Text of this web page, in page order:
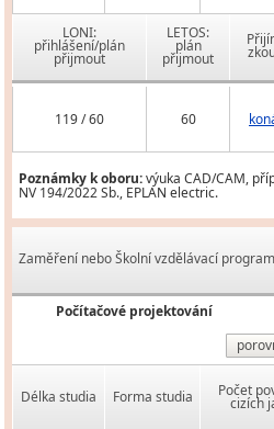
LONI:
přihlášení/plán
přijmout
LETOS:
plán
přijmout
119 / 60 60
Poznámky k oboru:výuka CAD/CAM,
NV 194/2022 Sb., EPLAN electric.
Zaměření nebo Školní vzdělávací program
Počítačové projektování
Délka studia Forma studia Počet
cizích